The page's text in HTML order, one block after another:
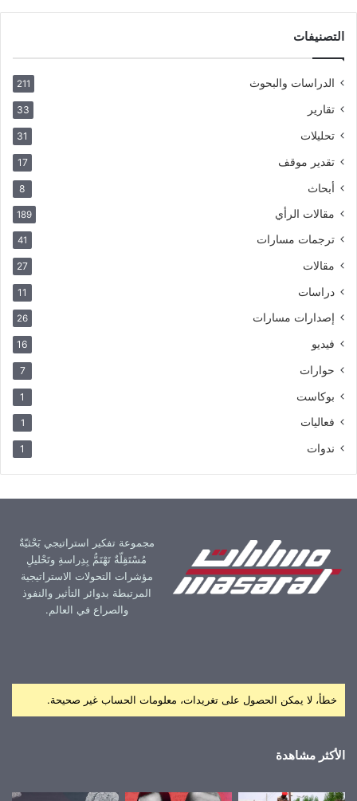
التصنيفات
الدراسات والبحوث 211
تقارير 33
تحليلات 31
تقدير موقف 17
أبحاث 8
مقالات الرأي 189
ترجمات مسارات 41
مقالات 27
دراسات 11
إصدارات مسارات 26
فيديو 16
حوارات 7
بوكاست 1
فعاليات 1
ندوات 1
مجموعة تفكير استراتيجي بَحْثيّةٌ
مُسْتَقِلّةٌ تَهْتَمُّ بِدِراسةِ وتَحْليلِ
مؤشرات التحولات الاستراتيجية
المرتبطة بدوائر التأثير والنفوذ
والصراع في العالم.
خطأ، لا يمكن الحصول على تغريدات، معلومات الحساب غير صحيحة.
الأكثر مشاهدة